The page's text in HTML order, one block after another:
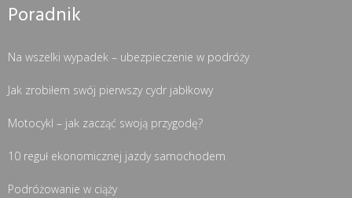
Poradnik
Na wszelki wypadek – ubezpieczenie w podróży
Jak zrobiłem swój pierwszy cydr jabłkowy
Motocykl – jak zacząć swoją przygodę?
10 reguł ekonomicznej jazdy samochodem
Podróżowanie w ciąży